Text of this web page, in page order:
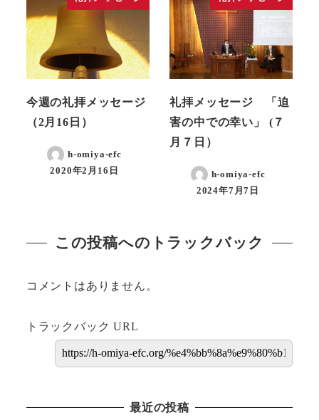
今週の礼拝メッセージ
（2月16日）
h-omiya-efc
2020年2月16日
礼拝メッセージ 「迫
害の中での幸い」 (７
月７日）
h-omiya-efc
2024年7月7日
この投稿へのトラックバック
コメントはありません。
トラックバック URL
最近の投稿